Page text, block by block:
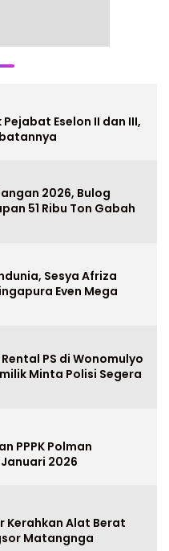
Eselon II dan III,
2026, Bulog
51 Ribu Ton Gabah
Sesya Afriza
Even Mega
PS di Wonomulyo
Minta Polisi Segera
PPPK Polman
2026
Kerahkan Alat Berat
Matangnga